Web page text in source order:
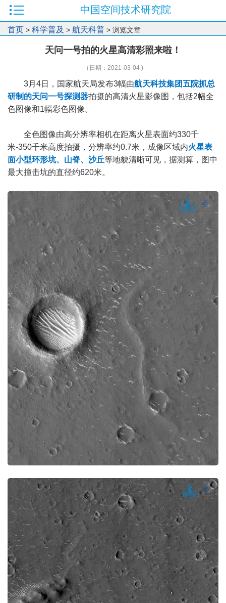
中国空间技术研究院
首页 > 科学普及 > 航天科普 > 浏览文章
天问一号拍的火星高清彩照来啦！
（日期：2021-03-04 )
3月4日，国家航天局发布3幅由航天科技集团五院抓总
研制的天问一号探测器拍摄的高清火星影像图，包括2幅全
色图像和1幅彩色图像。
全色图像由高分辨率相机在距离火星表面约330千
米-350千米高度拍摄，分辨率约0.7米，成像区域内火星表
面小型环形坑、山脊、沙丘等地貌清晰可见，据测算，图中
最大撞击坑的直径约620米。